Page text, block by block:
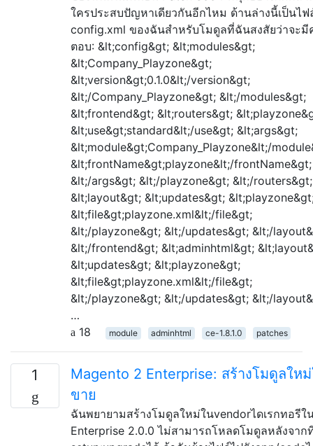
ใครประสบปัญหาเดียวกันอีกไหม ด้านล่างนี้เป็นไฟ
config.xml ของฉันสำหรับโมดูลที่ฉันสงสัยว่าจะมี
ตอบ: &lt;config&gt; &lt;modules&gt;
&lt;Company_Playzone&gt;
&lt;version&gt;0.1.0&lt;/version&gt;
&lt;/Company_Playzone&gt; &lt;/modules&gt;
&lt;frontend&gt; &lt;routers&gt;
&lt;use&gt;standard&lt;/use&gt; &lt;args&gt;
&lt;module&gt;Company_Playzone&lt;/
&lt;frontName&gt;playzone&lt;/frontName&gt;
&lt;/args&gt; &lt;/playzone&gt; &lt;/routers&gt;
&lt;layout&gt; &lt;updates&gt;
&lt;file&gt;playzone.xml&lt;/file&gt;
&lt;/playzone&gt; &lt;/updates&gt; &lt;/
&lt;/frontend&gt; &lt;adminhtml&gt;
&lt;updates&gt; &lt;playzone&gt;
&lt;file&gt;playzone.xml&lt;/file&gt;
&lt;/playzone&gt; &lt;/updates&gt; &lt;/
…
18
module adminhtml ce-1.8.1.0 patches
1
Magento 2 Enterprise: สร้างโมดูลให
ขาย
ฉันพยายามสร้างโมดูลใหม่ในvendorไดเรกทอรีใ
Enterprise 2.0.0 ไม่สามารถโหลดโมดูลหลังจาก